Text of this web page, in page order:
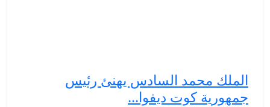
الملك محمد السادس يهنئ رئيس
جمهورية كوت ديفوا...